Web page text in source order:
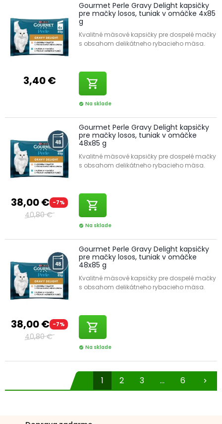
3,40 €
Gourmet Perle Gravy Delight kapsičky
pre mačky losos, tuniak v omáčke 4x85
g
Kvalitné mäsové kapsičky pre dospelé mačky
s obsahom delikátneho rybacieho mäsa.
shopping_cart
check_circle Na sklade
38,00 € -7%
40,80 €
Gourmet Perle Gravy Delight kapsičky
pre mačky losos, tuniak v omáčke
48x85 g
Kvalitné mäsové kapsičky pre dospelé mačky
s obsahom delikátneho rybacieho mäsa.
shopping_cart
check_circle Na sklade
38,00 € -7%
40,80 €
Gourmet Perle Gravy Delight kapsičky
pre mačky losos, tuniak v omáčke
48x85 g
Kvalitné mäsové kapsičky pre dospelé mačky
s obsahom delikátneho rybacieho mäsa.
shopping_cart
check_circle Na sklade
1 2 3 ... 6 chevron_right